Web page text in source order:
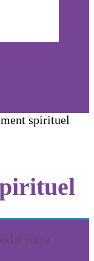
spirituel
à votre